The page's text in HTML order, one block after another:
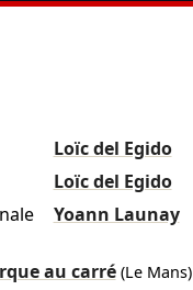
Loïc del Egido
Loïc del Egido
Yoann Launay
au carré(Le Mans)